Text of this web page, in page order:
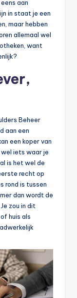
aan
in staat je een
maar hebben
allemaal wel
want
Beheer
aan een
een koper van
wel iets waar je
is het wel de
recht op
rond is tussen
dan wordt de
zou in dit
huis als